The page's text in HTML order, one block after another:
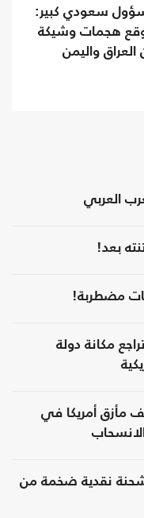
سعودي كبير:
هجمات وشيكة
العراق واليمن
العربي
بعد!
مضطربة!
مكانة دولة
مأزق أمريكا في
شحنة نقدية ضخمة من